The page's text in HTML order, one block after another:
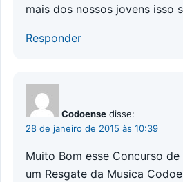
mais dos nossos jovens isso
Responder
Codoense disse:
28 de janeiro de 2015 às 10:39
Muito Bom esse Concurso de
um Resgate da Musica